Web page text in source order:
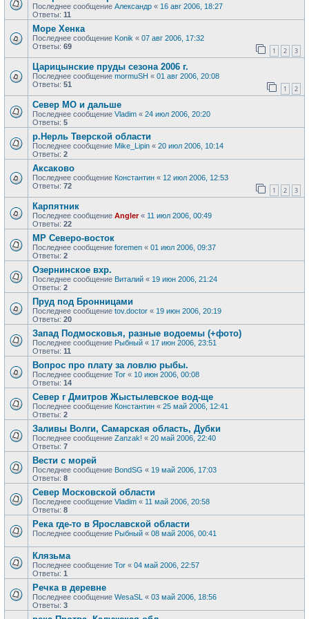
Последнее сообщение Александр « 16 авг 2006, 18:27
Ответы: 11
Море Хенка
Последнее сообщение Konik « 07 авг 2006, 17:32
Ответы: 69 1 2 3
Царицынские пруды сезона 2006 г.
Последнее сообщение mormuSH « 01 авг 2006, 20:08
Ответы: 51 1 2
Север МО и дальше
Последнее сообщение Vladim « 24 июл 2006, 20:20
Ответы: 5
р.Нерль Тверской области
Последнее сообщение Mike_Lipin « 20 июл 2006, 10:14
Ответы: 2
Аксаково
Последнее сообщение Константин « 12 июл 2006, 12:53
Ответы: 72 1 2 3
Карпятник
Последнее сообщение Angler« 11 июл 2006, 00:49
Ответы: 22
MP Северо-восток
Последнее сообщение foremen « 01 июл 2006, 09:37
Ответы: 2
Озернинское вхр.
Последнее сообщение Виталий « 19 июн 2006, 21:24
Ответы: 2
Пруд под Бронницами
Последнее сообщение tov.doctor « 19 июн 2006, 20:19
Ответы: 20
Запад Подмосковья, разные водоемы (+фото)
Последнее сообщение Рыбный « 17 июн 2006, 23:51
Ответы: 11
Вопрос про плату за ловлю рыбы.
Последнее сообщение Tor « 10 июн 2006, 00:08
Ответы: 14
Север г Дмитров Жыстылевское вод-ще
Последнее сообщение Константин « 25 май 2006, 12:41
Ответы: 2
Заливы Волги, Самарская область, Дубки
Последнее сообщение Zanzak! « 20 май 2006, 22:40
Ответы: 7
Вести с морей
Последнее сообщение BondSG « 19 май 2006, 17:03
Ответы: 8
Cевер Московской области
Последнее сообщение Vladim « 11 май 2006, 20:58
Ответы: 8
Река где-то в Ярославской области
Последнее сообщение Рыбный « 08 май 2006, 00:41
Клязьма
Последнее сообщение Tor « 04 май 2006, 22:57
Ответы: 1
Речка в деревне
Последнее сообщение WesaSL « 03 май 2006, 18:56
Ответы: 3